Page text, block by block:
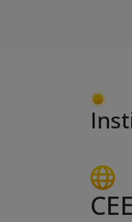
CEE